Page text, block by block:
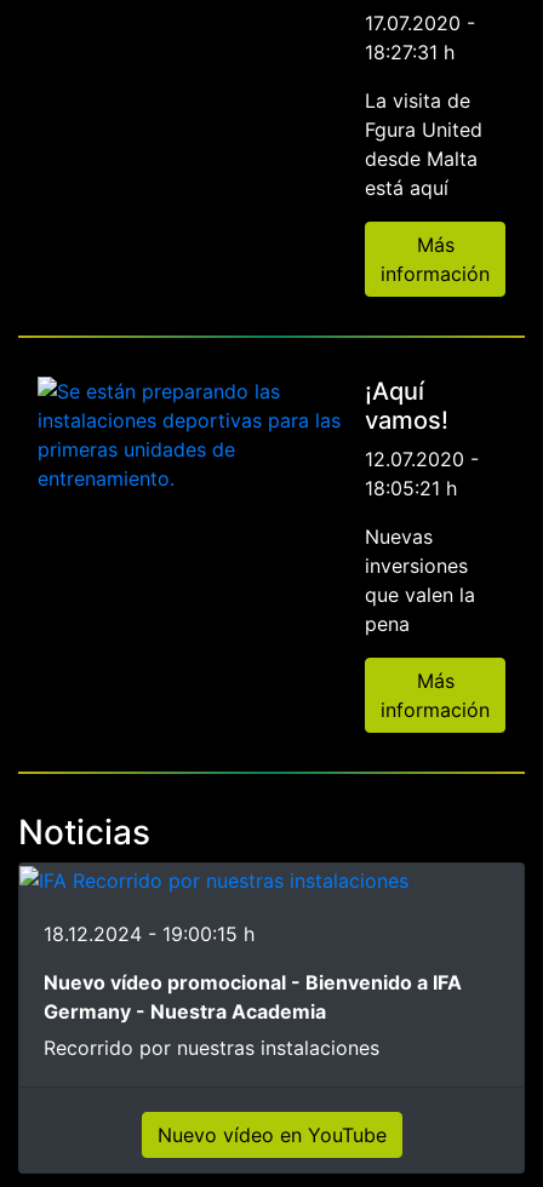
17.07.2020 -
18:27:31 h
La visita de
Fgura United
desde Malta
está aquí
Más
información
¡Aquí
vamos!
12.07.2020 -
18:05:21 h
Nuevas
inversiones
que valen la
pena
Más
información
Noticias
18.12.2024 - 19:00:15 h
Nuevo vídeo promocional - Bienvenido a IFA
Germany - Nuestra Academia
Recorrido por nuestras instalaciones
Nuevo vídeo en YouTube